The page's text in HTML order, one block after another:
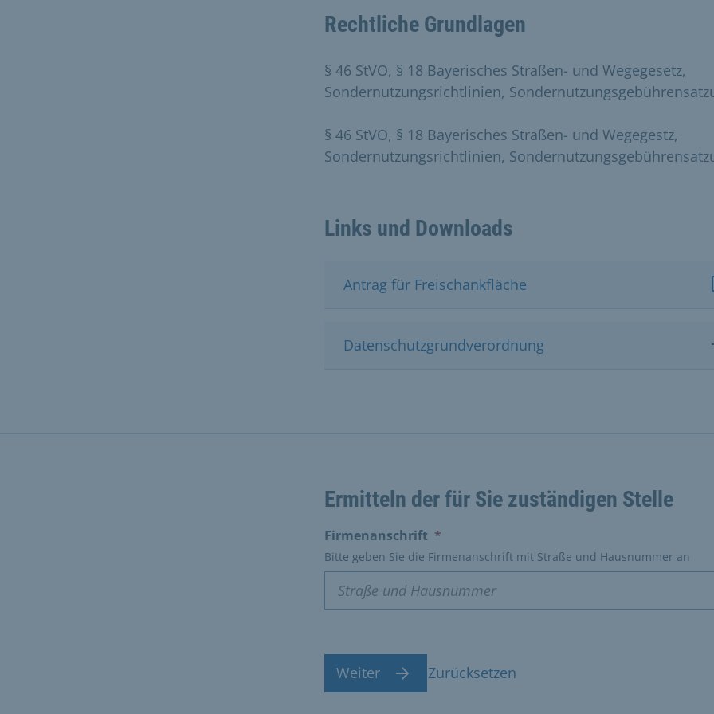
Rechtliche Grundlagen
§ 46 StVO, § 18 Bayerisches Straßen- und Wegegesetz,
Sondernutzungsrichtlinien,
§ 46 StVO, § 18 Bayerisches Straßen- und Wegegestz,
Sondernutzungsrichtlinien,
Links und Downloads
Antrag für Freischankfläche
Datenschutzgrundverordnung
Ermitteln der für Sie zuständigen Stelle
Firmenanschrift *
Bitte geben Sie die Firmenanschrift mit Straße und Hausnummer an
Weiter Zurücksetzen